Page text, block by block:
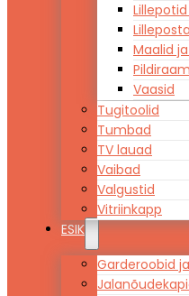
Maalid
Vaasid
Tugitoolid
Tumbad
TV lauad
Vaibad
Valgustid
Vitriinkapp
ESIK
Garderoobid